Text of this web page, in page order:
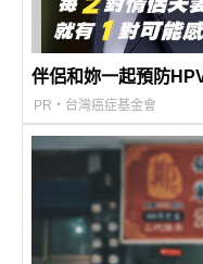
伴侶和妳一起預防
PR・台灣癌症基金會